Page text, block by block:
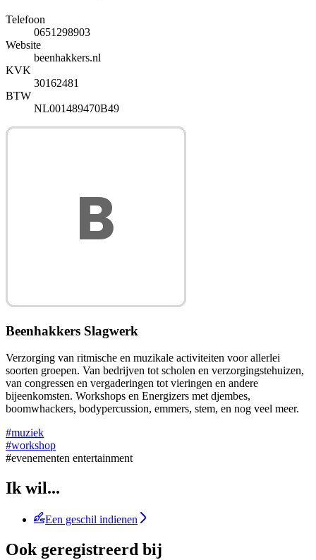
Telefoon
0651298903
Website
beenhakkers.nl
KVK
30162481
BTW
NL001489470B49
Beenhakkers Slagwerk
Verzorging van ritmische en muzikale activiteiten voor allerlei
soorten groepen. Van bedrijven tot scholen en verzorgingstehuizen,
van congressen en vergaderingen tot vieringen en andere
bijeenkomsten. Workshops en Energizers met djembes,
boomwhackers, bodypercussion, emmers, stem, en nog veel meer.
#muziek
#workshop
#evenementen entertainment
Ik wil...
Een geschil indienen
Ook geregistreerd bij